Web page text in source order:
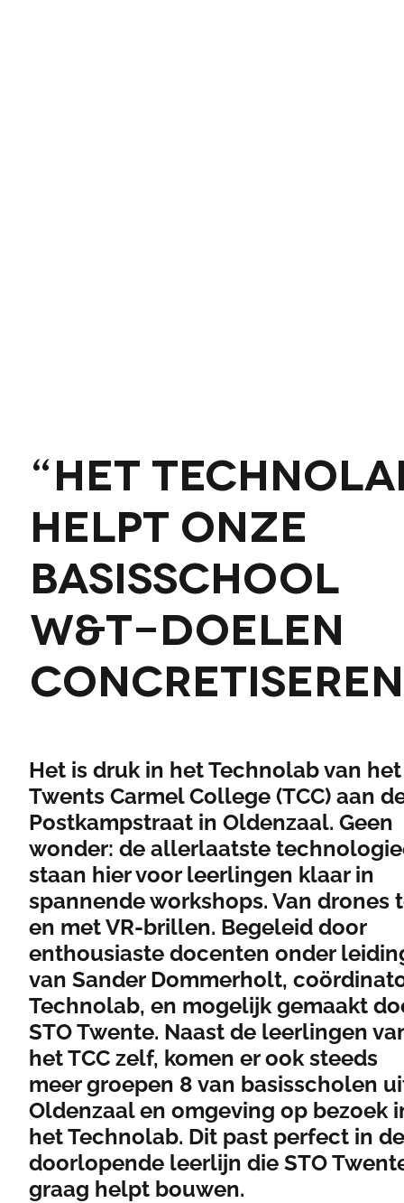
“Het
helpt onze
basisschool
W&T-doelen
Het is druk in het Technolab van het
Twents Carmel College (TCC) aan
Postkampstraat in Oldenzaal. Geen
wonder: de allerlaatste
staan hier voor leerlingen klaar in
spannende workshops. Van drones
en met VR-brillen. Begeleid door
enthousiaste docenten onder
van Sander Dommerholt,
Technolab, en mogelijk gemaakt
STO Twente. Naast de leerlingen
het TCC zelf, komen er ook steeds
meer groepen 8 van basisscholen
Oldenzaal en omgeving op bezoek
het Technolab. Dit past perfect in
doorlopende leerlijn die STO
graag helpt bouwen.